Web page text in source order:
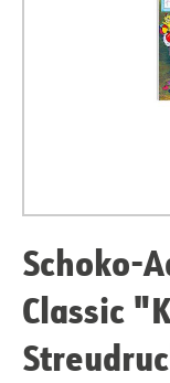
Schoko-
Classic